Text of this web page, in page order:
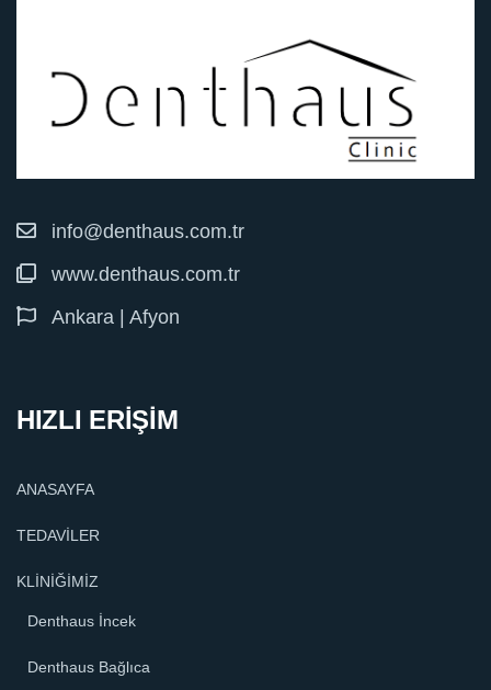
info@denthaus.com.tr
www.denthaus.com.tr
Ankara | Afyon
HIZLI ERİŞİM
ANASAYFA
TEDAVİLER
KLİNİĞİMİZ
Denthaus İncek
Denthaus Bağlıca